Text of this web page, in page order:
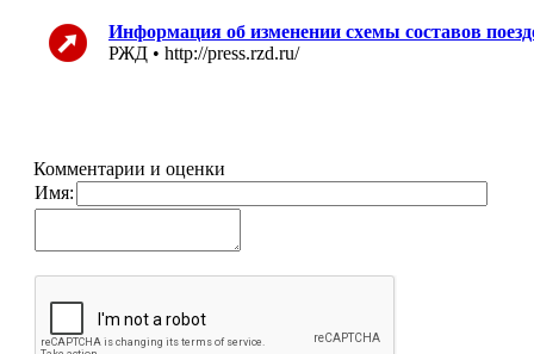
Информация об изменении схемы составов
РЖД • http://press.rzd.ru/
Комментарии и оценки
Имя: